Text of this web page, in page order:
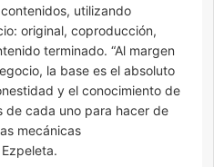
utilizando
original, coproducción,
terminado. “Al margen
la base es el absoluto
y el conocimiento de
de cada uno para hacer de
mecánicas